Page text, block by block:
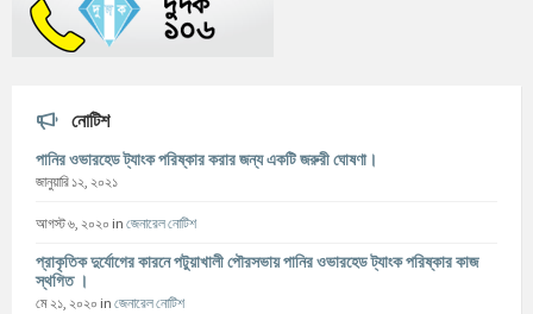
নোটিশ
পানির ওভারহেড ট্যাংক পরিষ্কার করার জন্য একটি জরুরী ঘোষণা।
জানুয়ারি ১২, ২০২১
আগস্ট ৬, ২০২০ in জেনারেল নোটিশ
প্রাকৃতিক দুর্যোগের কারনে পটুয়াখালী পৌরসভায় পানির ওভারহেড ট্যাংক পরিষ্কার কাজ
স্থগিত ।
মে ২১, ২০২০ in জেনারেল নোটিশ